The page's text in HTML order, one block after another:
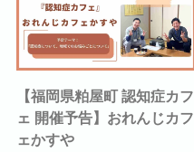
【福岡県粕屋町 認知症カフ
ェ 開催予告】おれんじカフ
ェかすや